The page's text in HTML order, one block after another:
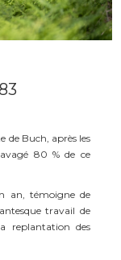
de Buch, après les
80 % de ce
an, témoigne de
travail de
replantation des